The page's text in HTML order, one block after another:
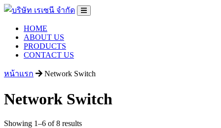
HOME
ABOUT US
PRODUCTS
CONTACT US
หน้าแรก Network Switch
Network Switch
Showing 1–6 of 8 results